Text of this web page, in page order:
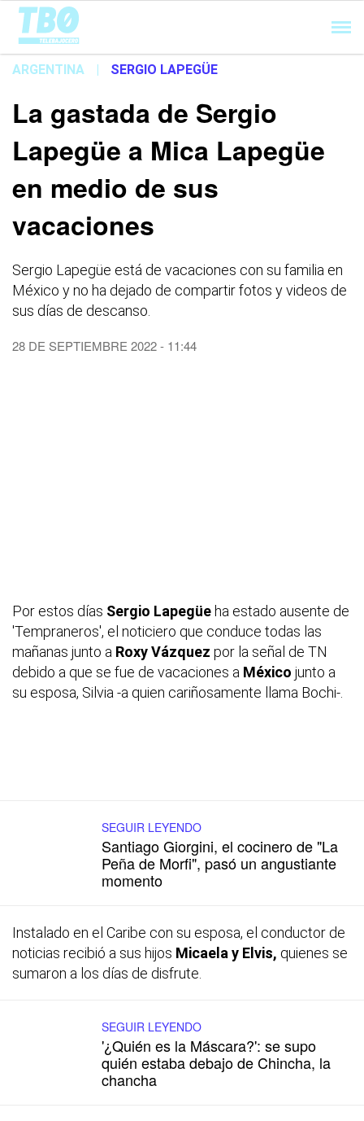
Cargando...
ARGENTINA | SERGIO LAPEGÜE
La gastada de Sergio
Lapegüe a Mica Lapegüe
en medio de sus
vacaciones
Sergio Lapegüe está de vacaciones con su familia en
México y no ha dejado de compartir fotos y videos de
sus días de descanso.
28 DE SEPTIEMBRE 2022 - 11:44
Por estos días Sergio Lapegüe ha estado ausente de
'Tempraneros', el noticiero que conduce todas las
mañanas junto a Roxy Vázquez por la señal de TN
debido a que se fue de vacaciones a México junto a
su esposa, Silvia -a quien cariñosamente llama Bochi-.
SEGUIR LEYENDO
Santiago Giorgini, el cocinero de "La
Peña de Morfi", pasó un angustiante
momento
Instalado en el Caribe con su esposa, el conductor de
noticias recibió a sus hijos Micaela y Elvis, quienes se
sumaron a los días de disfrute.
SEGUIR LEYENDO
'¿Quién es la Máscara?': se supo
quién estaba debajo de Chincha, la
chancha